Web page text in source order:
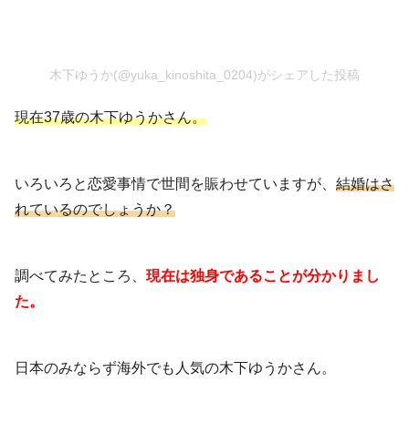
木下ゆうか(@yuka_kinoshita_0204)がシェアした投稿
現在37歳の木下ゆうかさん。
いろいろと恋愛事情で世間を賑わせていますが、 結婚はさ
れているのでしょうか？
調べてみたところ、 現在は独身であることが分かりまし
た。
日本のみならず海外でも人気の木下ゆうかさん。